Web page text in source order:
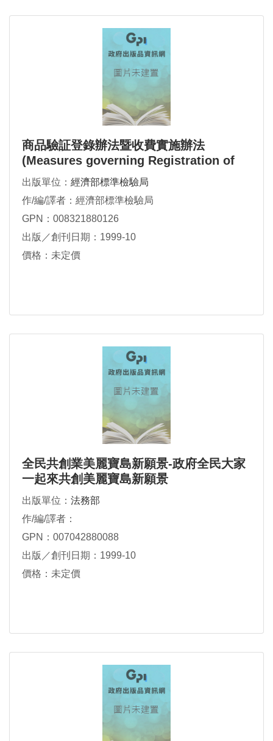
商品驗証登錄辦法暨收費實施辦法
(Measures governing Registration of
Product Certification and Enforcem
出版單位： 經濟部標準檢驗局
作/編/譯者：經濟部標準檢驗局
GPN：008321880126
出版／創刊日期：1999-10
價格：未定價
全民共創業美麗寶島新願景-政府全民大家
一起來共創美麗寶島新願景
出版單位： 法務部
作/編/譯者：
GPN：007042880088
出版／創刊日期：1999-10
價格：未定價